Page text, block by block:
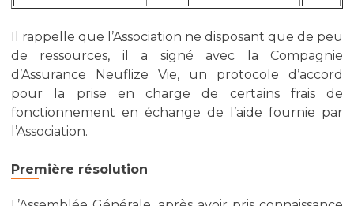
Il rappelle que l’Association ne disposant que de peu
de ressources, il a signé avec la Compagnie
d’Assurance Neuflize Vie, un protocole d’accord
pour la prise en charge de certains frais de
fonctionnement en échange de l’aide fournie par
l’Association.
Première résolution